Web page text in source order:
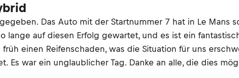
Das Auto mit der Startnummer 7 hat in Le Mans
auf diesen Erfolg gewartet, und es ist ein
einen Reifenschaden, was die Situation für uns
war ein unglaublicher Tag. Danke an alle, die dies